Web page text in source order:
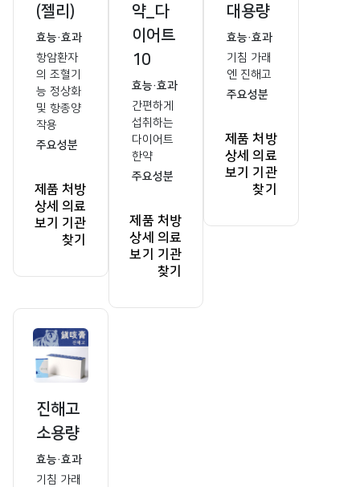
(젤리)
효능·효과
항암환자
의 조혈기
능 정상화
및 항종양
작용
주요성분
제품
상세
보기
처방
의료
기관
찾기
약_다
이어트
10
효능·효과
간편하게
섭취하는
다이어트
한약
주요성분
제품
상세
보기
처방
의료
기관
찾기
대용량
효능·효과
기침 가래
엔 진해고
주요성분
제품
상세
보기
처방
의료
기관
찾기
진해고
소용량
효능·효과
기침 가래